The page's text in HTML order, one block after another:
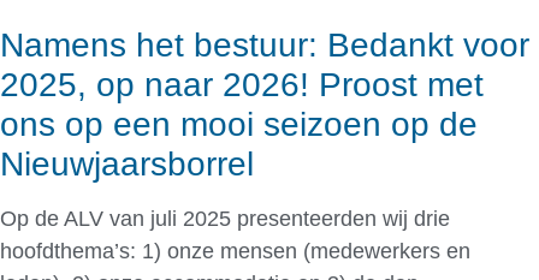
Namens het bestuur: Bedankt voor
2025, op naar 2026! Proost met
ons op een mooi seizoen op de
Nieuwjaarsborrel
Op de ALV van juli 2025 presenteerden wij drie
hoofdthema’s: 1) onze mensen (medewerkers en